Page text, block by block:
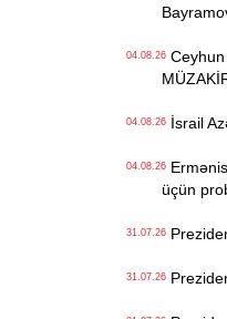
04.08.26Ceyhun
04.08.26İsrail
04.08.26
üçün
31.07.26
31.07.26